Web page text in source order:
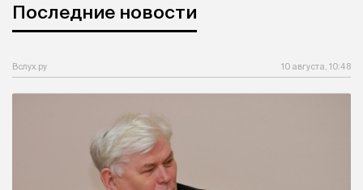
Последние новости
Вслух.ру 10 августа, 10:48